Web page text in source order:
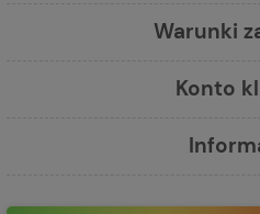
Warunki
Konto